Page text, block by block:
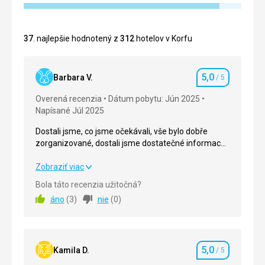
37. najlepšie hodnotený z 312 hotelov v Korfu
Barbara V. Hodnotenie
5,0 / 5
Overená recenzia
Dátum pobytu: Jún 2025
Napísané Júl 2025
Dostali jsme, co jsme očekávali, vše bylo dobře
zorganizované, dostali jsme dostatečné informace.
čtyřkolku a prozkoumat ostrov, ale i okolí je krásné.
Dostali jsme, co jsme očekávali, vše bylo dobře
zorganizované, dostali jsme dostatečné informace.
Jsme spokojeni! Stojí za to si pronajmout motorku/
čtyřkolku a prozkoumat ostrov, ale i okolí je krásné.
Ubytovanie 5,0/ 5
Zobraziť viac
Bola táto recenzia užitočná?
áno (3) nie (0)
Kamila D. Hodnotenie
5,0 / 5